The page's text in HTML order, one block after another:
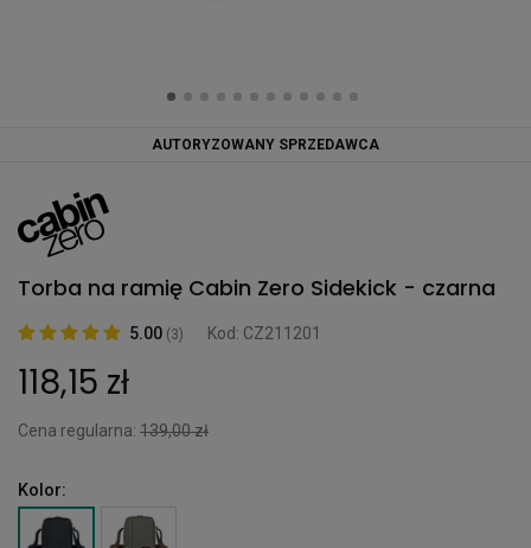
AUTORYZOWANY SPRZEDAWCA
Torba na ramię Cabin Zero Sidekick - czarna
5.00 (3) Kod: CZ211201
118,15 zł
Cena regularna: 139,00 zł
Kolor: